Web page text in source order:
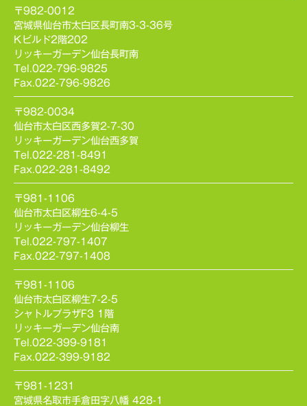
〒982-0012
宮城県仙台市太白区長町南3-3-36号
Kビルド2階202
リッキーガーデン仙台長町南
Tel.022-796-9825
Fax.022-796-9826
〒982-0034
仙台市太白区西多賀2-7-30
リッキーガーデン仙台西多賀
Tel.022-281-8491
Fax.022-281-8492
〒981-1106
仙台市太白区柳生6-4-5
リッキーガーデン仙台柳生
Tel.022-797-1407
Fax.022-797-1408
〒981-1106
仙台市太白区柳生7-2-5
シャトルプラザF3 1階
リッキーガーデン仙台南
Tel.022-399-9181
Fax.022-399-9182
〒981-1231
宮城県名取市手倉田字八幡 428-1